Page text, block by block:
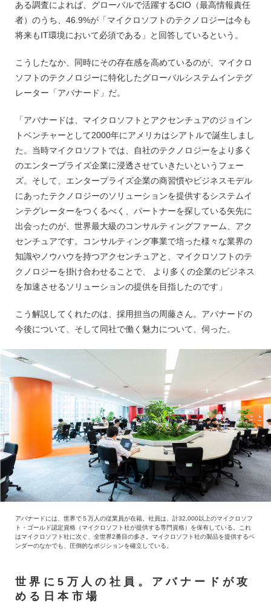
ある調査によれば、グローバルで活躍するCIO（最高情報責任
者）のうち、46.9%が「マイクロソフトのテクノロジーは今も
将来もIT環境において必須である」と回答しているという。
こうしたなか、同時にその存在感を高めているのが、マイクロ
ソフトのテクノロジーに特化したグローバルシステムインテグ
レーター「アバナード」だ。
「アバナードは、マイクロソフトとアクセンチュアのジョイン
トベンチャーとして2000年にアメリカはシアトルで誕生しまし
た。当時マイクロソフトでは、自社のテクノロジーをより多く
のエンタープライズ企業に浸透させていきたいというフェー
ズ。そして、エンタープライズ企業の商習慣やビジネスモデル
にあったテクノロジーのソリューションを提供するシステムイ
ンテグレーターをつくるべく、パートナーを探している矢先に
出会ったのが、世界最大級のコンサルティングファーム、アク
センチュアです。コンサルティング事業で培った様々な業界の
知識やノウハウを持つアクセンチュアと、マイクロソフトのテ
クノロジーを掛け合わせることで、 より多くの企業のビジネス
を加速させるソリューションの提供を目指したのです」
こう解説してくれたのは、採用担当の周藤さん。アバナードの
今後について、そして同社で働く魅力について、伺った。
アバナードには、世界で５万人の従業員が在籍。社員は、計32,000以上のマイクロソフ
ト・ゴールド認定資格（マイクロソフト社が提供する専門資格）を保有している。これ
はマイクロソフト社に次ぐ、全世界2番目の多さ。マイクロソフト社の製品を提供するベ
ンダーのなかでも、圧倒的なポジションを確立している。
世界に5万人の社員。アバナードが攻
める日本市場